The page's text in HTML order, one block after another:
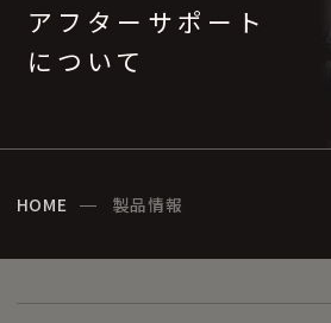
アフターサポート
について
HOME 製品情報